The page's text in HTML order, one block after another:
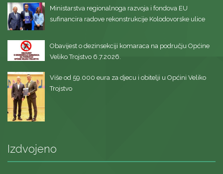
Ministarstva regionalnoga razvoja i fondova EU
sufinancira radove rekonstrukcije Kolodovorske ulice
Obavijest o dezinsekciji komaraca na području Općine
Veliko Trojstvo 6.7.2026.
Više od 59.000 eura za djecu i obitelji u Općini Veliko
Trojstvo
Izdvojeno